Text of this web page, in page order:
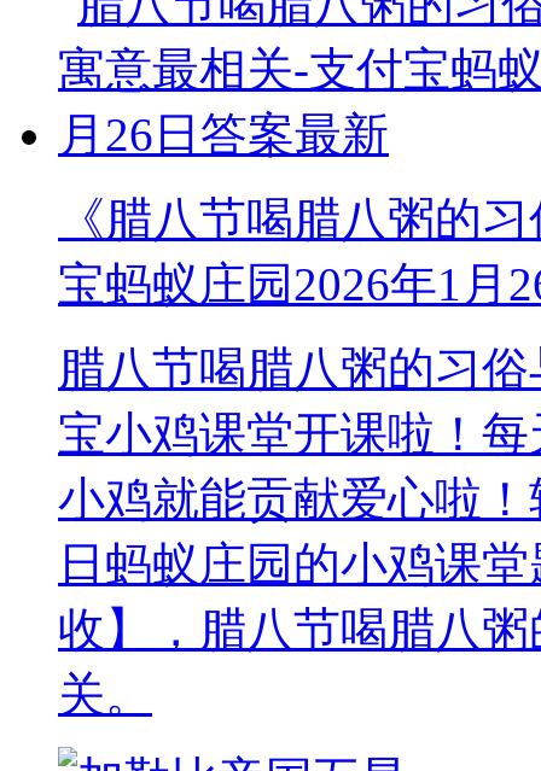
《腊八节喝腊八粥的
宝蚂蚁庄园2026年1月
腊八节喝腊八粥的习
宝小鸡课堂开课啦！
小鸡就能贡献爱心啦
日蚂蚁庄园的小鸡课
收】，腊八节喝腊八
关。